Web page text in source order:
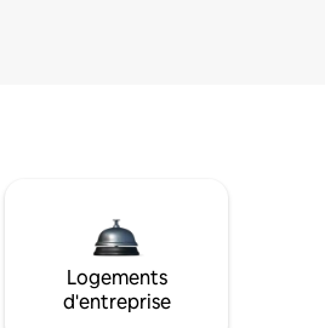
Logements
d'entreprise